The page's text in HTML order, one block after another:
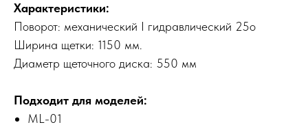
Характеристики:
Поворот: механический I гидравлический 25о
Ширина щетки: 1150 мм.
Диаметр щеточного диска: 550 мм
Подходит для моделей:
ML-01